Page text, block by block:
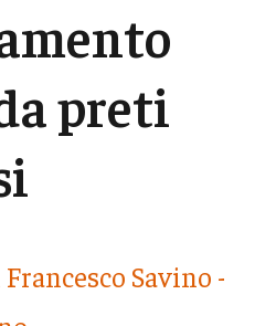
preti
Savino -